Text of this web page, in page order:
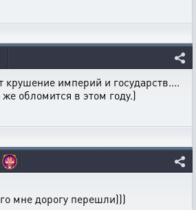
крушение империй и государств....
обломится в этом году.)
мне дорогу перешли)))